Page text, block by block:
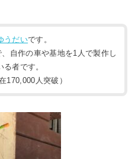
うだいです。
自作の車や基地を1人で製作し
者です。
170,000人突破）